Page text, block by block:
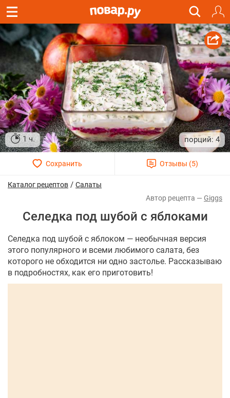
1 ч. 4
Каталог рецептов / Салаты
Giggs
Селедка под шубой с яблоками
Селедка под шубой с яблоком — необычная версия
этого популярного и всеми любимого салата, без
которого не обходится ни одно застолье. Рассказываю
в подробностях, как его приготовить!